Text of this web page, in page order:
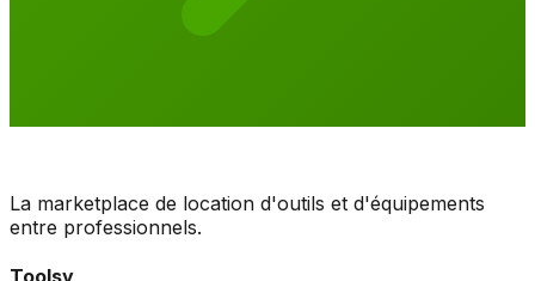
La marketplace de location d'outils et d'équipements
entre professionnels.